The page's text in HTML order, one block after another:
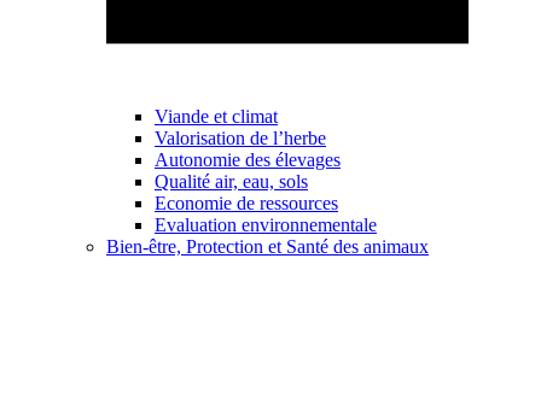
Viande et climat
Valorisation de l’herbe
Autonomie des élevages
Qualité air, eau, sols
Economie de ressources
Evaluation environnementale
Bien-être, Protection et Santé des animaux